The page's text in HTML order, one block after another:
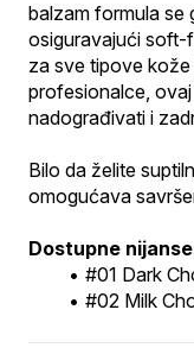
balzam formula se
osiguravajući soft-
za sve tipove
profesionalce,
nadograđivati i
Bilo da želite
omogućava
Dostupne
#01 Dark
#02 Milk